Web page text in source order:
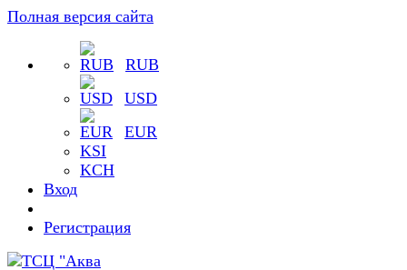
Полная версия сайта
RUB
USD
EUR
KSI
KCH
Вход
Регистрация